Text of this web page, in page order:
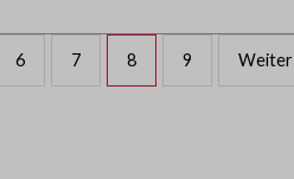
6 7 8 9 Weiter